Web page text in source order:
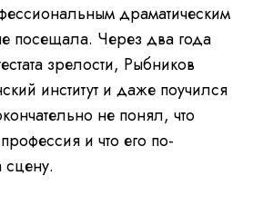
драматическим
посещала. Через два года
зрелости, Рыбников
институт и даже поучился
не понял, что
и что его по-
сцену.